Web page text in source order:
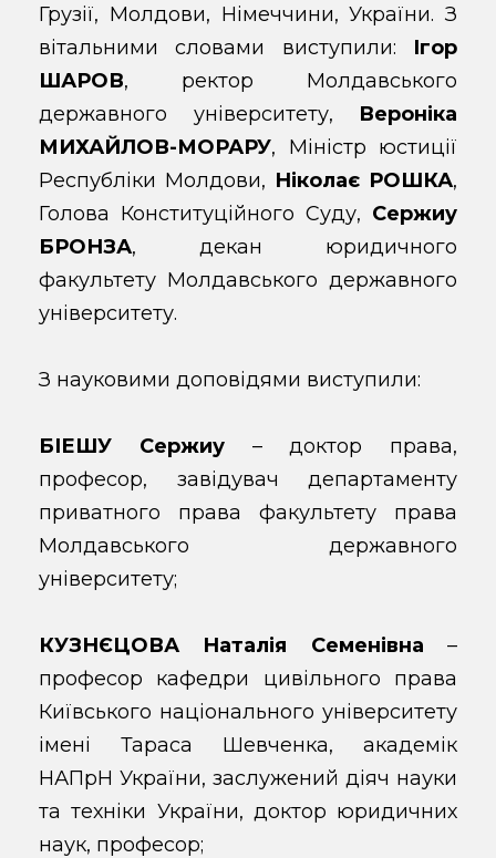
Грузії, Молдови, Німеччини, України. З
вітальними словами виступили: Ігор
ШАРОВ, ректор Молдавського
державного університету, Вероніка
МИХАЙЛОВ-МОРАРУ, Міністр юстиції
Республіки Молдови, Ніколає РОШКА,
Голова Конституційного Суду, Сержиу
БРОНЗА, декан юридичного
факультету Молдавського державного
університету.
З науковими доповідями виступили:
БІЕШУ Сержиу– доктор права,
професор, завідувач департаменту
приватного права факультету права
Молдавського державного
університету;
КУЗНЄЦОВА Наталія Семенівна –
професор кафедри цивільного права
Київського національного університету
імені Тараса Шевченка, академік
НАПрН України, заслужений діяч науки
та техніки України, доктор юридичних
наук, професор;